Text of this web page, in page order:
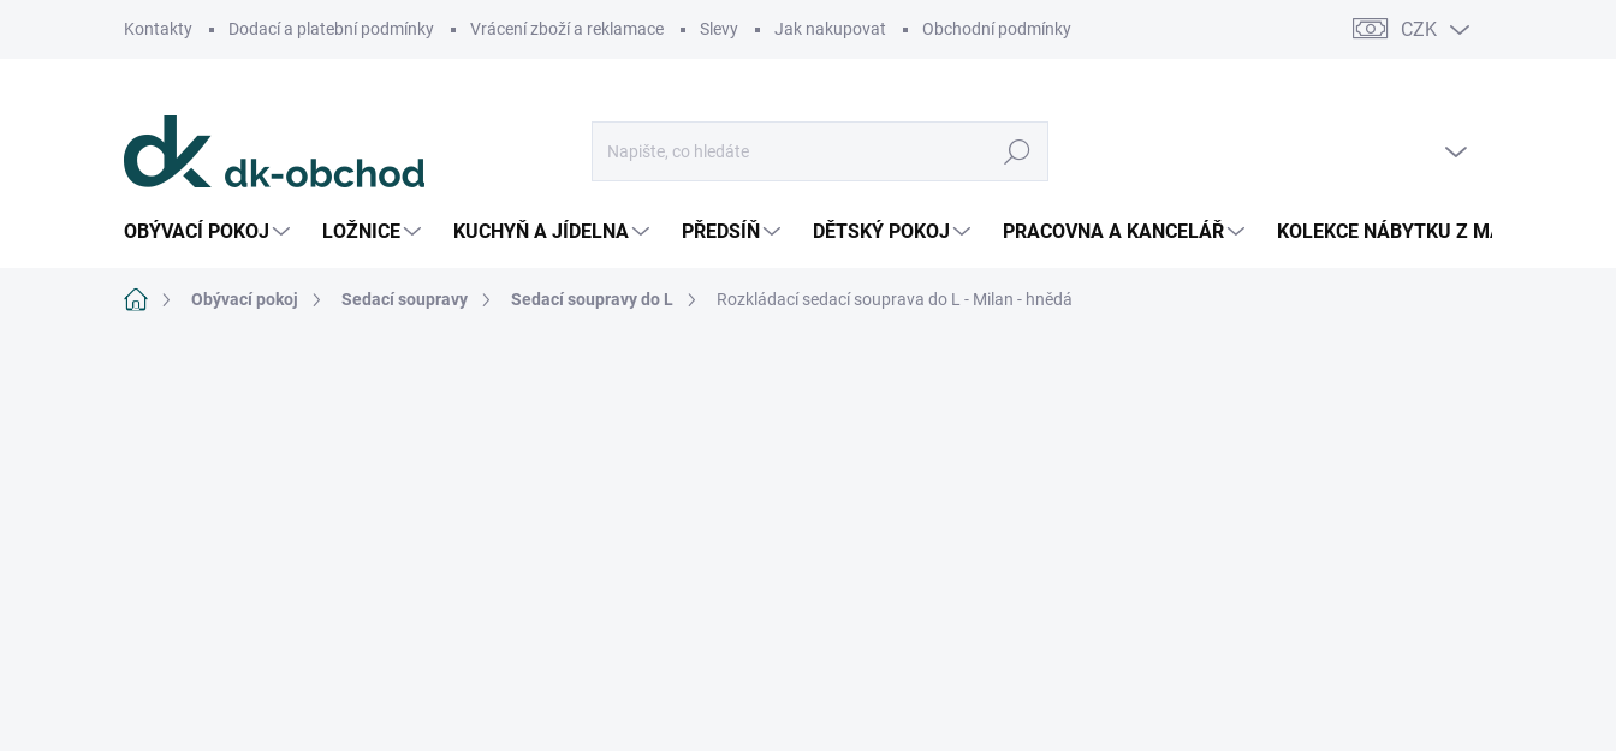
Kontakty Dodací a platební podmínky Vrácení zboží a reklamace Slevy Jak nakupovat Obchodní podmínky Podmínky ochrany osobních údajů Pojištění zásilky
CZK
Hledat
OBÝVACÍ POKOJ LOŽNICE KUCHYŇ A JÍDELNA PŘEDSÍŇ DĚTSKÝ POKOJ PRACOVNA A KANCELÁŘ KOLEKCE NÁBYTKU Z MASIVU
Domů Obývací pokoj Sedací soupravy Sedací soupravy do L Rozkládací sedací souprava do L - Milan - hnědá